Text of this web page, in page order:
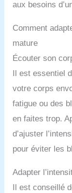
aux besoins
Comment
mature
Écouter son
Il est essentiel
votre corps
fatigue ou des
en faites trop.
d’ajuster
pour éviter les
Adapter
Il est conseillé